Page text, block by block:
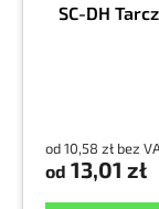
SC-DH
od 10,58 zł bez
od 13,01 zł